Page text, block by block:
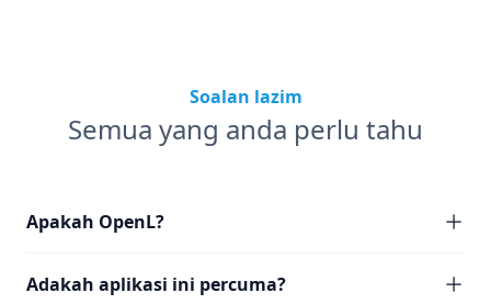
Soalan lazim
Semua yang anda perlu tahu
Apakah OpenL?
Adakah aplikasi ini percuma?